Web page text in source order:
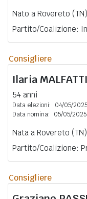
Nato a Rovereto
Partito/Coalizione:
Consigliere
Ilaria MALFATTI
54 anni
Data elezioni:
04/05/2025
Data nomina:
05/05/2025
Nata a Rovereto
Partito/Coalizione:
Consigliere